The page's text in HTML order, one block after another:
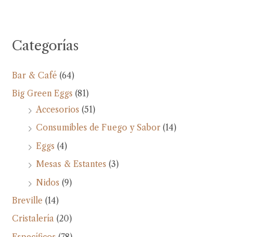
Categorías
Bar & Café (64)
Big Green Eggs (81)
Accesorios (51)
Consumibles de Fuego y Sabor (14)
Eggs (4)
Mesas & Estantes (3)
Nidos (9)
Breville (14)
Cristalería (20)